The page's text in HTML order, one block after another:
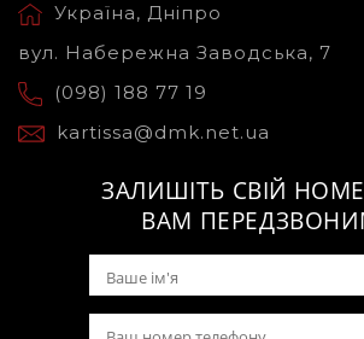
Україна, Дніпро
вул. Набережна Заводська, 7
(098) 188 77 19
kartissa@dmk.net.ua
ЗАЛИШІТЬ СВІЙ
ВАМ